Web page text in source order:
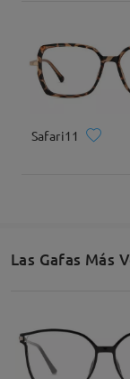
Ancho
Safari11
Las Gafas Más